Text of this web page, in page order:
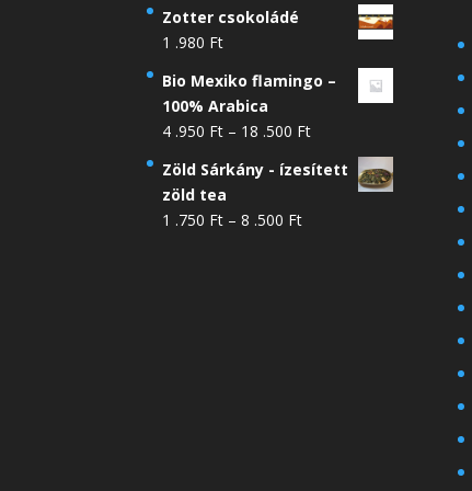
Zotter csokoládé
1 .980 Ft
Bio Mexiko flamingo –
100% Arabica
4 .950 Ft – 18 .500 FtÁrtartomány:
.950 Ft
Zöld Sárkány - ízesített
zöld tea
1 .750 Ft – 8 .500 FtÁrtartomány: